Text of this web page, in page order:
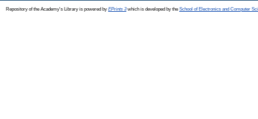
Repository of the Academy's Library is powered by EPrints 3which is developed by the School of Electronics and Computer